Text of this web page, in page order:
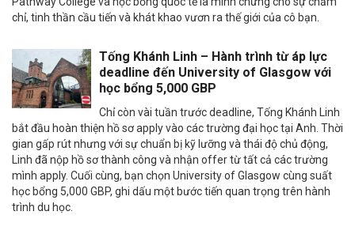
chỉ, tinh thần cầu tiến và khát khao vươn ra thế giới của cô bạn.
Tống Khánh Linh – Hành trình từ áp lực
deadline đến University of Glasgow với
học bổng 5,000 GBP
Chỉ còn vài tuần trước deadline, Tống Khánh Linh
bắt đầu hoàn thiện hồ sơ apply vào các trường đại học tại Anh. Thời
gian gấp rút nhưng với sự chuẩn bị kỹ lưỡng và thái độ chủ động,
Linh đã nộp hồ sơ thành công và nhận offer từ tất cả các trường
mình apply. Cuối cùng, bạn chọn University of Glasgow cùng suất
học bổng 5,000 GBP, ghi dấu một bước tiến quan trọng trên hành
trình du học.